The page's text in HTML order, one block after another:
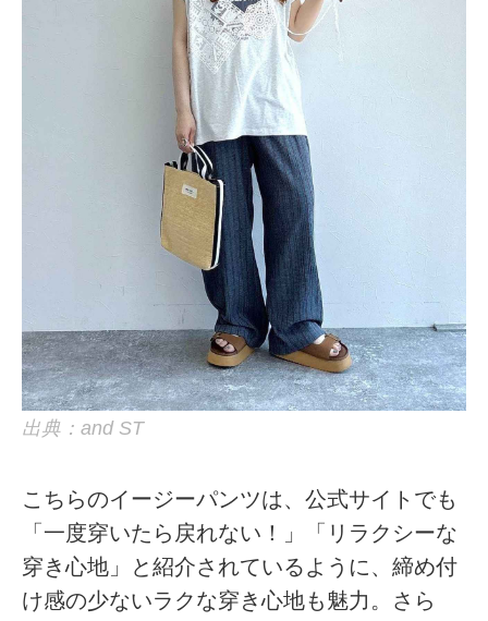
出典：and ST
こちらのイージーパンツは、公式サイトでも
「一度穿いたら戻れない！」「リラクシーな
穿き心地」と紹介されているように、締め付
け感の少ないラクな穿き心地も魅力。さら